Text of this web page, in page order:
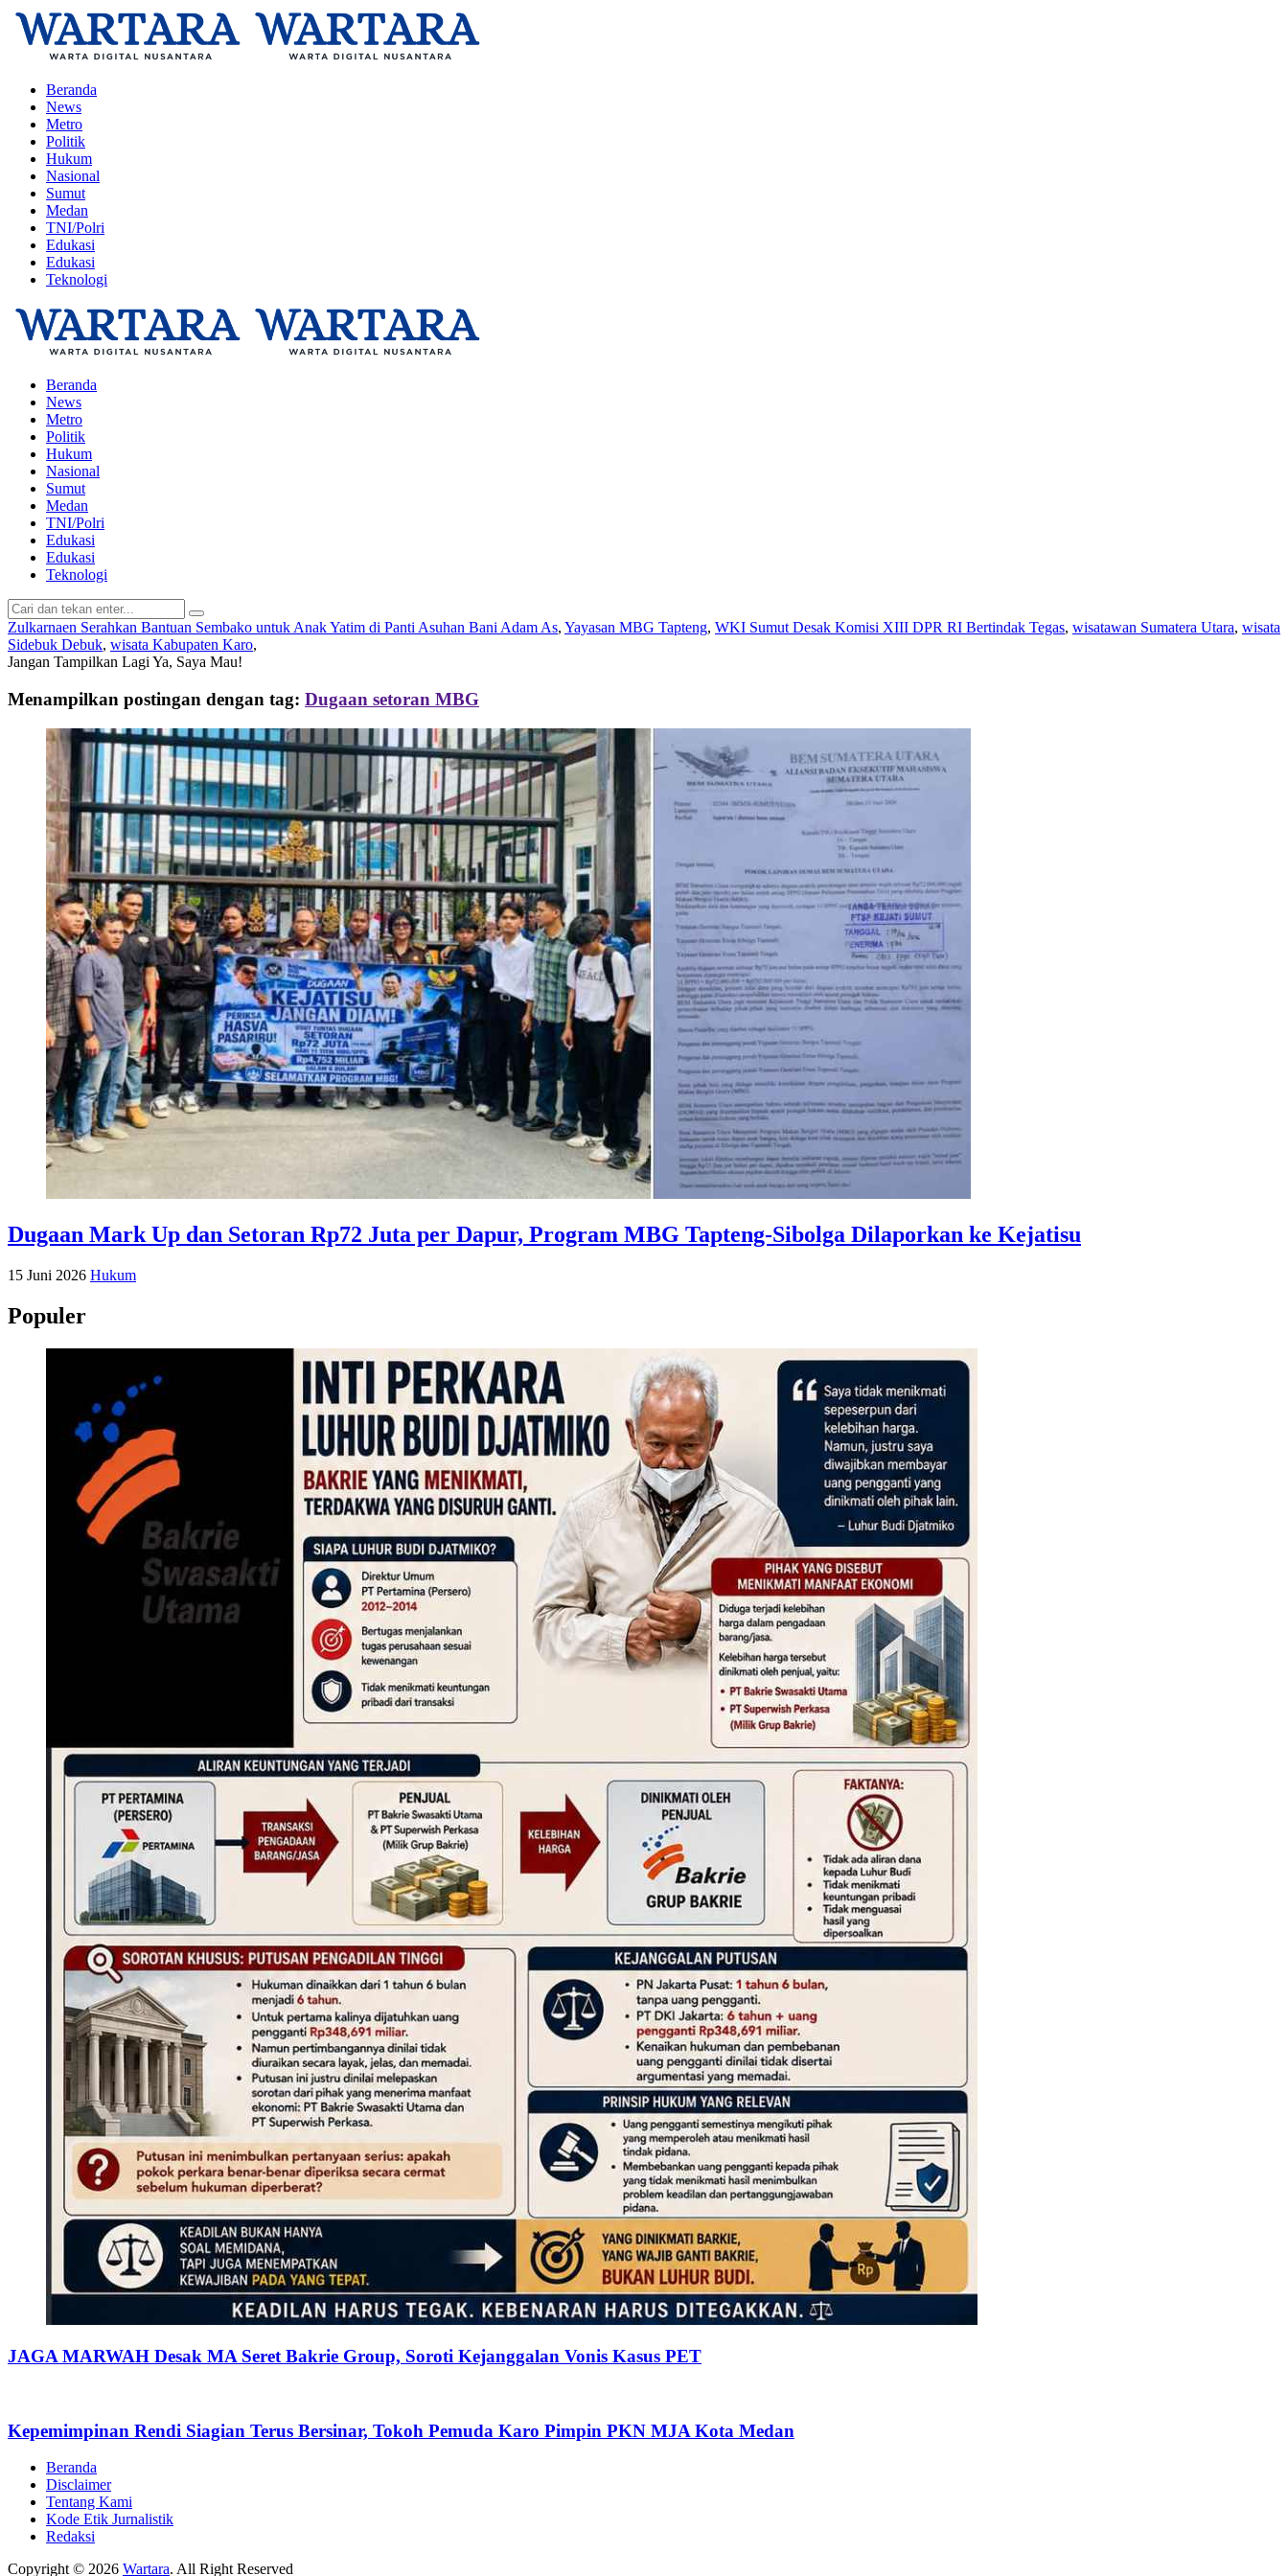
Beranda
News
Metro
Politik
Hukum
Nasional
Sumut
Medan
TNI/Polri
Edukasi
Edukasi
Teknologi
Beranda
News
Metro
Politik
Hukum
Nasional
Sumut
Medan
TNI/Polri
Edukasi
Edukasi
Teknologi
Zulkarnaen Serahkan Bantuan Sembako untuk Anak Yatim di Panti Asuhan Bani Adam As, Yayasan MBG Tapteng, WKI Sumut Desak Komisi XIII DPR RI Bertindak Tegas, wisatawan Sumatera Utara, wisata
Sidebuk Debuk, wisata Kabupaten Karo,
Jangan Tampilkan LagiYa, Saya Mau!
Menampilkan postingan dengan tag: Dugaan setoran MBG
Dugaan Mark Up dan Setoran Rp72 Juta per Dapur, Program MBG Tapteng-Sibolga Dilaporkan ke Kejatisu
15 Juni 2026 Hukum
Populer
JAGA MARWAH Desak MA Seret Bakrie Group, Soroti Kejanggalan Vonis Kasus PET
Kepemimpinan Rendi Siagian Terus Bersinar, Tokoh Pemuda Karo Pimpin PKN MJA Kota Medan
Beranda
Disclaimer
Tentang Kami
Kode Etik Jurnalistik
Redaksi
Copyright © 2026 Wartara. All Right Reserved